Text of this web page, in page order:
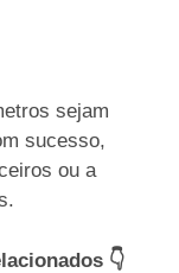
sejam
sucesso,
ou a
👇